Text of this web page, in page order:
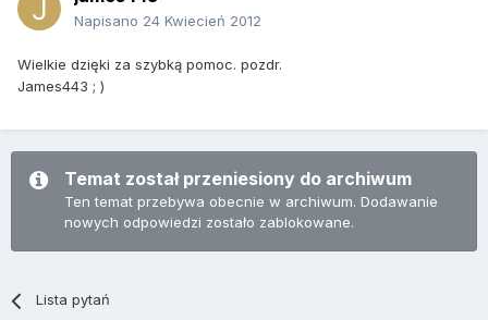
Napisano 24 Kwiecień 2012
Wielkie dzięki za szybką pomoc. pozdr.
James443 ; )
Temat został przeniesiony do archiwum
Ten temat przebywa obecnie w archiwum. Dodawanie
nowych odpowiedzi zostało zablokowane.
Lista pytań